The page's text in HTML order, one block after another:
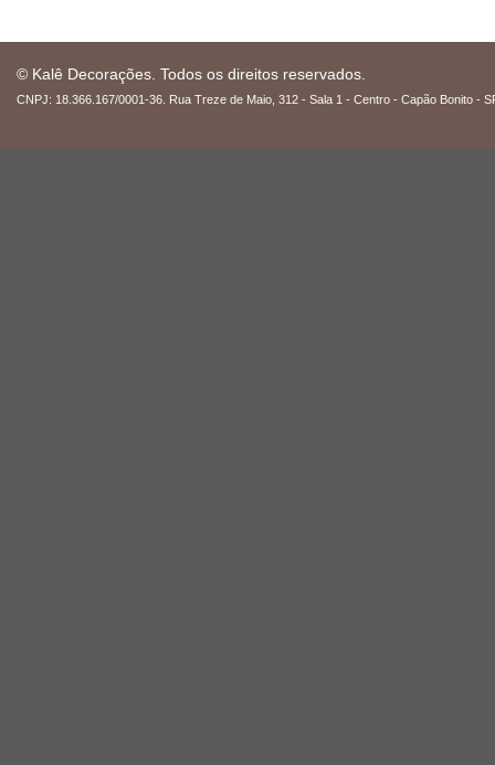
© Kalê Decorações. Todos os direitos reservados.
CNPJ: 18.366.167/0001-36. Rua Treze de Maio, 312 - Sala 1 - Centro - Capão Bonito -